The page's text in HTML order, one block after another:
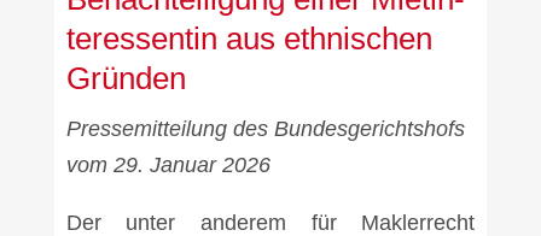
ter­es­sen­tin aus eth­ni­schen
Grün­den
Pres­se­mit­tei­lung des Bun­des­ge­richts­hofs
vom 29. Janu­ar 2026
Der unter ande­rem für Mak­ler­recht